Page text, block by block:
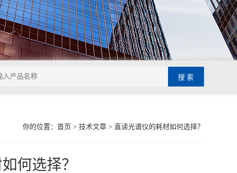
你的位置： 首页 > 技术文章> 直读光谱仪的耗材如何选择？
何选择？